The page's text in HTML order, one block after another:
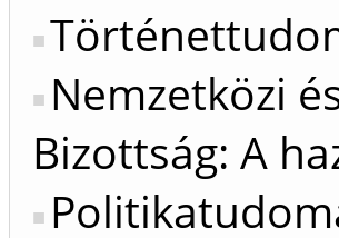
Nemzetközi
Bizottság: A